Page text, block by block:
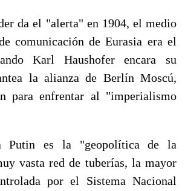
da el "alerta" en 1904, el medio
comunicación de Eurasia era el
Karl Haushofer encara su
la alianza de Berlín Moscú,
para enfrentar al "imperialismo
Putin es la "geopolítica de la
vasta red de tuberías, la mayor
por el Sistema Nacional